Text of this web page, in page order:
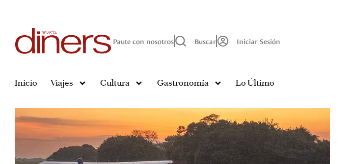
Paute con nosotros Buscar Iniciar Sesión
Inicio Viajes Cultura Gastronomía Lo Último